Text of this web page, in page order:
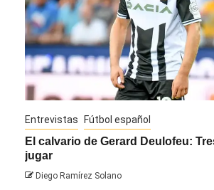
Entrevistas Fútbol español
El calvario de Gerard Deulofeu:
jugar
Diego Ramírez Solano